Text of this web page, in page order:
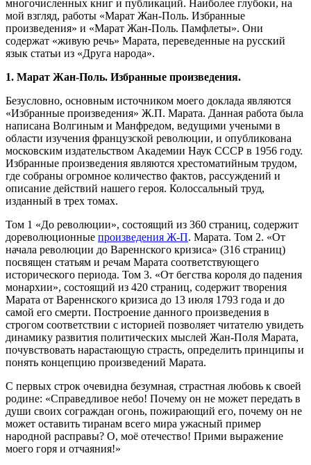
многочисленных книг и публикаций. Наиболее глубоки, на
мой взгляд, работы «Марат Жан-Поль. Избранные
произведения» и «Марат Жан-Поль. Памфлеты». Они
содержат «живую речь» Марата, переведенные на русский
язык статьи из «Друга народа».
1. Марат Жан-Поль. Избранные произведения.
Безусловно, основным источником моего доклада являются
«Избранные произведения» Ж.П. Марата. Данная работа была
написана Волгиным и Манфредом, ведущими учеными в
области изучения французской революции, и опубликована
московским издательством Академии Наук СССР в 1956 году.
Избранные произведения являются хрестоматийным трудом,
где собраны огромное количество фактов, рассуждений и
описание действий нашего героя. Колоссальный труд,
изданный в трех томах.
Том 1 «До революции», состоящий из 360 страниц, содержит
дореволюционные произведения Ж-П. Марата. Том 2. «От
начала революции до Вареннского кризиса» (316 страниц)
посвящен статьям и речам Марата соответствующего
исторического периода. Том 3. «От бегства короля до падения
монархии», состоящий из 420 страниц, содержит творения
Марата от Вареннского кризиса до 13 июля 1793 года и до
самой его смерти. Построение данного произведения в
строгом соответствии с историей позволяет читателю увидеть
динамику развития политических мыслей Жан-Поля Марата,
почувствовать нарастающую страсть, определить принципы и
понять концепцию произведений Марата.
С первых строк очевидна безумная, страстная любовь к своей
родине: «Справедливое небо! Почему он не может передать в
души своих сограждан огонь, пожирающий его, почему он не
может оставить тиранам всего мира ужасный пример
народной расправы? О, моё отечество! Прими выражение
моего горя и отчаяния!»